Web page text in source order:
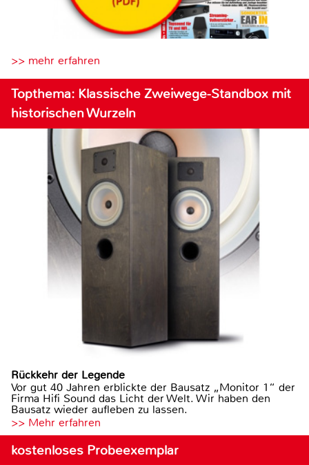
>> mehr erfahren
Topthema: Klassische Zweiwege-Standbox mit
historischen Wurzeln
Rückkehr der Legende
Vor gut 40 Jahren erblickte der Bausatz „Monitor 1“ der
Firma Hifi Sound das Licht der Welt. Wir haben den
Bausatz wieder aufleben zu lassen.
>> Mehr erfahren
kostenloses Probeexemplar